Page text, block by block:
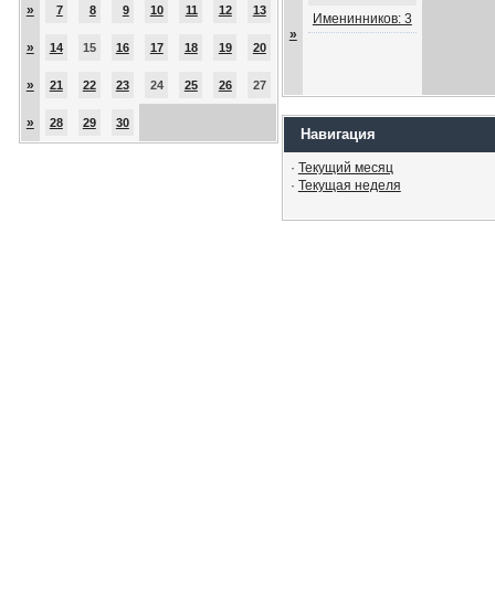
» 7 8 9 10 11 12 13
» 14 15 16 17 18 19 20
» 21 22 23 24 25 26 27
» 28 29 30
»
Именинников: 3
Навигация
· Текущий месяц
· Текущая неделя